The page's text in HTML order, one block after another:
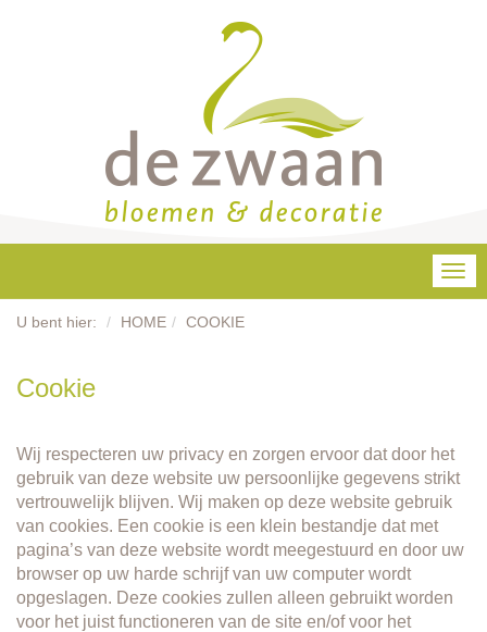
HOME
ACTIE
PLANTEN
DECORATIE
ONZE MERKEN
U bent hier: HOME COOKIE
Cookie
Wij respecteren uw privacy en zorgen ervoor dat door het
gebruik van deze website uw persoonlijke gegevens strikt
vertrouwelijk blijven. Wij maken op deze website gebruik
van cookies. Een cookie is een klein bestandje dat met
pagina’s van deze website wordt meegestuurd en door uw
browser op uw harde schrijf van uw computer wordt
opgeslagen. Deze cookies zullen alleen gebruikt worden
voor het juist functioneren van de site en/of voor het